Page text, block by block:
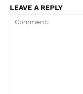
LEAVE A REPLY